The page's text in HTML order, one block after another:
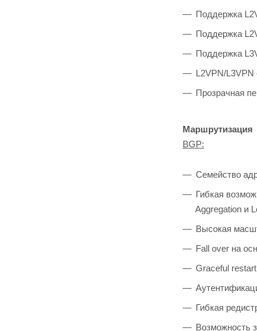
Поддержка
Поддержка
Поддержка
L2VPN/
Прозрачная
Маршрутизация
BGP:
Семейство
Гибкая
Aggregation и
Высокая
Fall over на
Graceful restart
Гибкая
Возможность